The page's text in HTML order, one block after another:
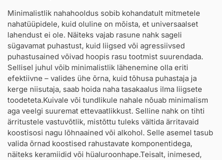
Minimalistlik nahahooldus sobib kohandatult mitmetele
nahatüüpidele, kuid oluline on mõista, et universaalset
lahendust ei ole. Näiteks vajab rasune nahk sageli
sügavamat puhastust, kuid liigsed või agressiivsed
puhastusained võivad hoopis rasu tootmist suurendada.
Sellisel juhul võib minimalistlik lähenemine olla eriti
efektiivne – valides ühe õrna, kuid tõhusa puhastaja ja
kerge niisutaja, saab hoida naha tasakaalus ilma liigsete
toodeteta.Kuivale või tundlikule nahale nõuab minimalism
aga veelgi suuremat ettevaatlikkust. Selline nahk on tihti
ärritustele vastuvõtlik, mistõttu tuleks vältida ärritavaid
koostisosi nagu lõhnaained või alkohol. Selle asemel tasub
valida õrnad koostised rahustavate komponentidega,
näiteks keramiidid või hüaluroonhape.Teisalt, inimesed,